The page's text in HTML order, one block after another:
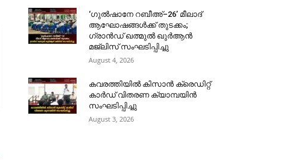
‘ഗുൽഷാനേ റബീഅ്–26’ മീലാദ്
ആഘോഷങ്ങൾക്ക് തുടക്കം;
ഗ്രാൻഡ് ഖത്മുൽ ഖുർആൻ
മജ്‌ലിസ് സംഘടിപ്പിച്ചു
August 4, 2026
കവരത്തിയിൽ കിസാൻ ക്രെഡിറ്റ്
കാർഡ് വിതരണ ക്യാമ്പയിൻ
സംഘടിപ്പിച്ചു
August 3, 2026